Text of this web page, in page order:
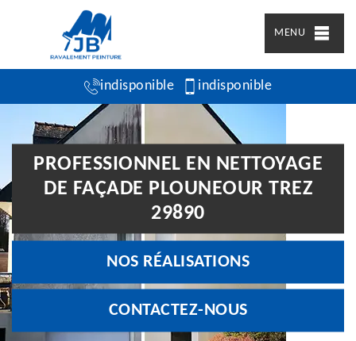
MENU
indisponible indisponible
PROFESSIONNEL EN NETTOYAGE
DE FAÇADE PLOUNEOUR TREZ
29890
NOS RÉALISATIONS
CONTACTEZ-NOUS